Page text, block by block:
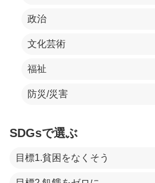
政治
文化芸術
福祉
防災/災害
SDGsで選ぶ
目標1.貧困をなくそう